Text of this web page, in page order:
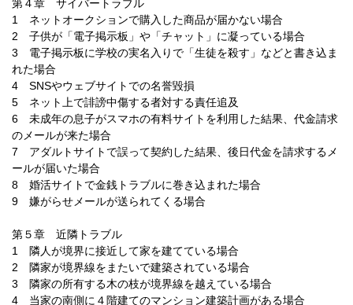
第４章 サイバートラブル
1 ネットオークションで購入した商品が届かない場合
2 子供が「電子掲示板」や「チャット」に凝っている場合
3 電子掲示板に学校の実名入りで「生徒を殺す」などと書き込ま
れた場合
4 SNSやウェブサイトでの名誉毀損
5 ネット上で誹謗中傷する者対する責任追及
6 未成年の息子がスマホの有料サイトを利用した結果、代金請求
のメールが来た場合
7 アダルトサイトで誤って契約した結果、後日代金を請求するメ
ールが届いた場合
8 婚活サイトで金銭トラブルに巻き込まれた場合
9 嫌がらせメールが送られてくる場合
第５章 近隣トラブル
1 隣人が境界に接近して家を建てている場合
2 隣家が境界線をまたいで建築されている場合
3 隣家の所有する木の枝が境界線を越えている場合
4 当家の南側に４階建てのマンション建築計画がある場合